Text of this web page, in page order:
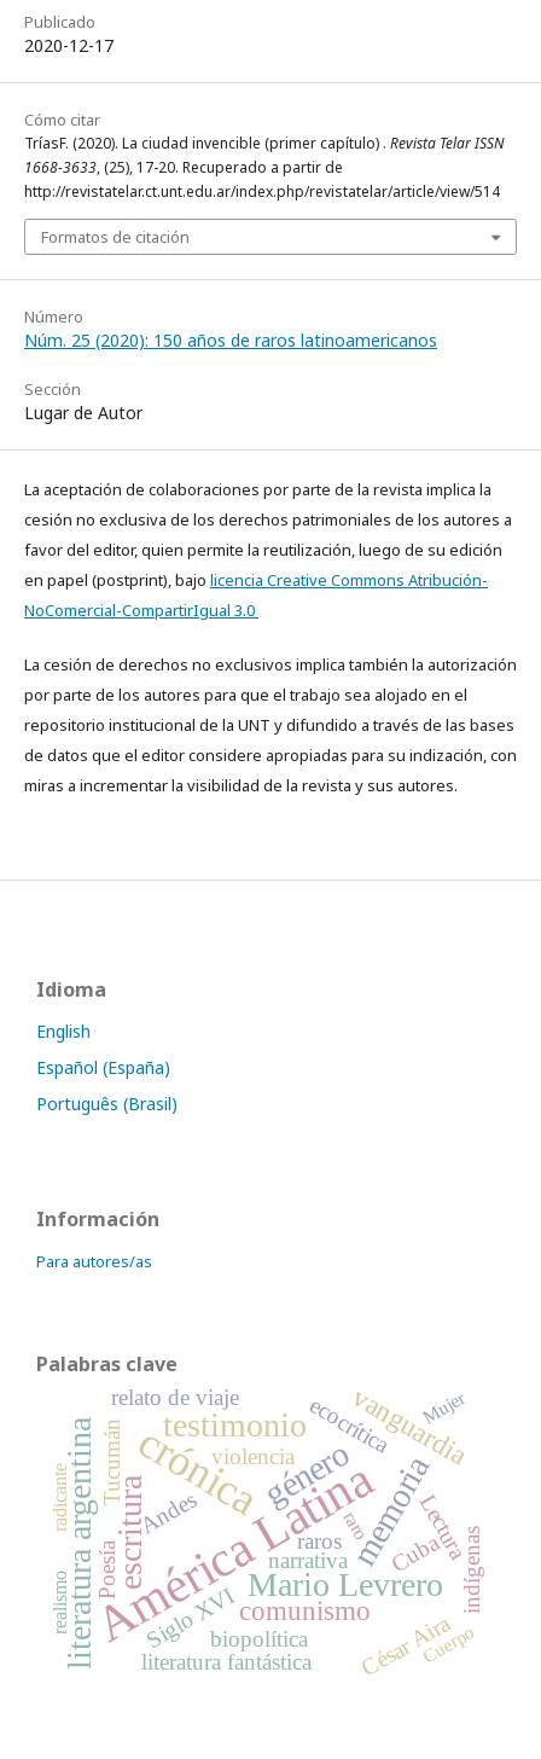
Publicado
2020-12-17
Cómo citar
TríasF. (2020). La ciudad invencible (primer capítulo) . Revista Telar ISSN
1668-3633, (25), 17-20. Recuperado a partir de
http://revistatelar.ct.unt.edu.ar/index.php/revistatelar/article/view/514
Formatos de citación
Número
Núm. 25 (2020): 150 años de raros latinoamericanos
Sección
Lugar de Autor
La aceptación de colaboraciones por parte de la revista implica la
cesión no exclusiva de los derechos patrimoniales de los autores a
favor del editor, quien permite la reutilización, luego de su edición
en papel (postprint), bajo licencia Creative Commons Atribución-
NoComercial-CompartirIgual 3.0
La cesión de derechos no exclusivos implica también la autorización
por parte de los autores para que el trabajo sea alojado en el
repositorio institucional de la UNT y difundido a través de las bases
de datos que el editor considere apropiadas para su indización, con
miras a incrementar la visibilidad de la revista y sus autores.
Idioma
English
Español (España)
Português (Brasil)
Información
Para autores/as
Palabras clave
América Latina
crónicagénero
Mario Levrero
escritura
testimonio
memoria
literatura argentina comunismo
vanguardia
Andes
Siglo XVI
Poesía
violencia
relato de viaje
literatura fantástica
Lectura
Tucumán
raros
narrativa indígenas
César Aira
ecocrítica
biopolítica
Cuba
Cuerpo
Mujer
realismo
raro
radicante